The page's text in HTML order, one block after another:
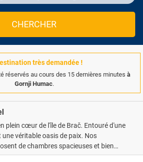
CHERCHER
très demandée !
réservés au cours des 15 dernières minutes à
Gornji Humac.
plein cœur de l'île de Brač. Entouré d'une
véritable oasis de paix. Nos
de chambres spacieuses et bien
d'un jardin ou d'une terrasse